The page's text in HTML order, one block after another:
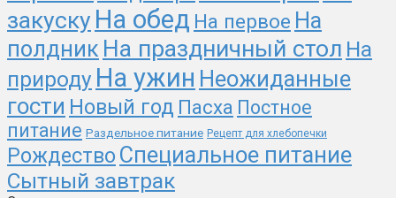
закуску На обед На первое На
полдник На праздничный стол На
природу На ужин Неожиданные
гости Новый год Пасха Постное
питание Раздельное питание Рецепт для хлебопечки
Рождество Специальное питание
Сытный завтрак